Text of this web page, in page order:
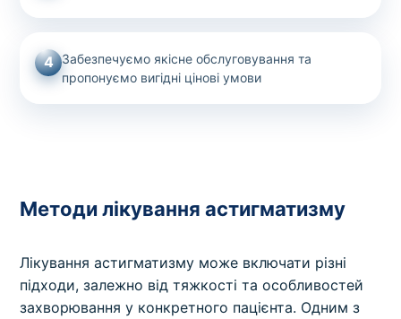
4 Забезпечуємо якісне обслуговування та
пропонуємо вигідні цінові умови
Методи лікування астигматизму
Лікування астигматизму може включати різні
підходи, залежно від тяжкості та особливостей
захворювання у конкретного пацієнта. Одним з